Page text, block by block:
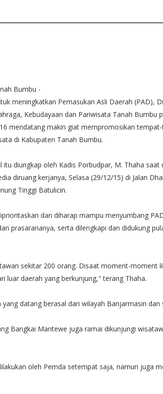
Bumbu -
meningkatkan Pemasukan Asli Daerah (PAD),
Kebudayaan dan Pariwisata Tanah Bumbu
mendatang makin giat mempromosikan
di Kabupaten Tanah Bumbu.
itu diungkap oleh Kadis Porbudpar, M. Thaha saat
diruang kerjanya, Selasa (29/12/15) di Jalan
Tinggi Batulicin.
dan diharap mampu menyumbang
prasarananya, serta dilengkapi dan didukung
sekitar 200 orang. Disaat moment-moment
luar daerah yang berkunjung," terang Thaha.
datang berasal dari wilayah Banjarmasin dan
Bangkai Mantewe juga ramai dikunjungi
oleh Pemda setempat saja, namun juga